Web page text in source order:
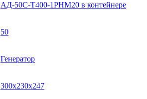
АД-50С-Т400-1РНМ20 в контейнере
50
Генератор
300x230x247